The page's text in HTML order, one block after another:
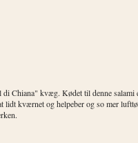
di Chiana" kvæg. Kødet til denne salami
lidt kværnet og helpeber og so mer